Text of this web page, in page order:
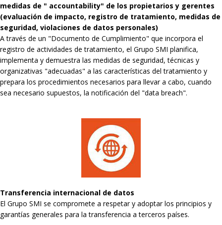
medidas de " accountability" de los propietarios y gerentes
(evaluación de impacto, registro de tratamiento, medidas de
seguridad, violaciones de datos personales)
A través de un "Documento de Cumplimiento" que incorpora el
registro de actividades de tratamiento, el Grupo SMI planifica,
implementa y demuestra las medidas de seguridad, técnicas y
organizativas "adecuadas" a las características del tratamiento y
prepara los procedimientos necesarios para llevar a cabo, cuando
sea necesario supuestos, la notificación del "data breach".
Transferencia internacional de datos
El Grupo SMI se compromete a respetar y adoptar los principios y
garantías generales para la transferencia a terceros países.